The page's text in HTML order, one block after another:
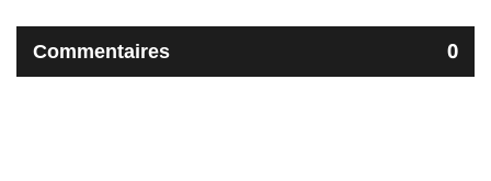
Commentaires 0